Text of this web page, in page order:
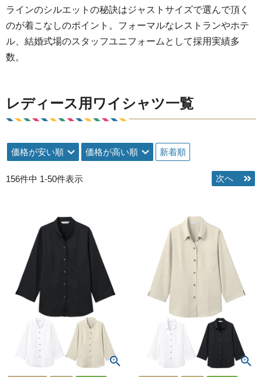
ラインのシルエットの秘訣はジャストサイズで選んで頂く
のが着こなしのポイント。フォーマルなレストランやホテ
ル、結婚式場のスタッフユニフォームとして採用実績多
数。
レディース用ワイシャツ一覧
価格が安い順 価格が高い順 新着順
156件中 1-50件表示